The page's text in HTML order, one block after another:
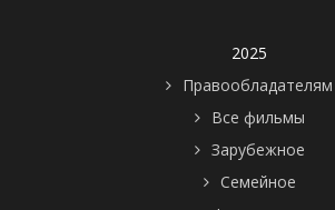
2025
Правообладателям
Все фильмы
Зарубежное
Семейное